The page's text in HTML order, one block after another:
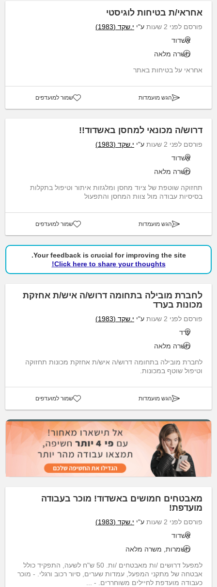
אחראי/ת בטיחות לוגיסטי
פורסם לפני 2 שעות ע"י י.שקד (1983)
אשדוד
משרה מלאה
אחראי על בטיחות באתר
הגש מועמדות שמור למועדפים
דרוש/ה מכונאי למחסן באשדוד!!
פורסם לפני 2 שעות ע"י י.שקד (1983)
אשדוד
משרה מלאה
תחזוקה שוטפת של ציוד מחסן ומלגזות איתור וטיפול בתקלות
בסיסיות עבודה מול צוות המחסן והתפעול
הגש מועמדות שמור למועדפים
Your feedback is crucial for improving the site.
Click here to share your thoughts!
לחברת מובילה בתחומה דרוש/ה איש/ת אחזקת
מכונות בערד
פורסם לפני 2 שעות ע"י י.שקד (1983)
ערד
משרה מלאה
לחברת מובילה בתחומה דרוש/ה איש/ת אחזקת מכונות תחזוקה
וטיפול שוטף במכונות.
הגש מועמדות שמור למועדפים
מאבטחים חמושים באשדוד! מוכר בעבודה
מועדפת!
פורסם לפני 2 שעות ע"י י.שקד (1983)
אשדוד
משמרות, משרה מלאה
למפעל דרושים /ות מאבטחים /ות. 50 ש"ח לשעה, התפקיד כולל
אבטחה של מתקני המפעל, עמדות שערים, סיור רכוב ורגלי. - מוכר
כעבודה מועדפת לחיילים משוחררים. - ...